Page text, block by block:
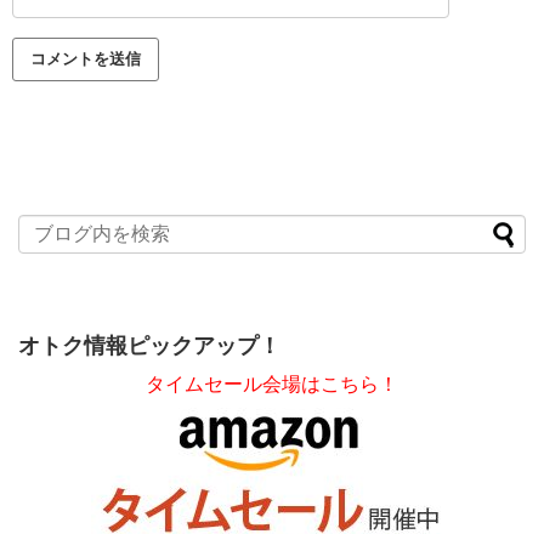
オトク情報ピックアップ！
タイムセール会場はこちら！